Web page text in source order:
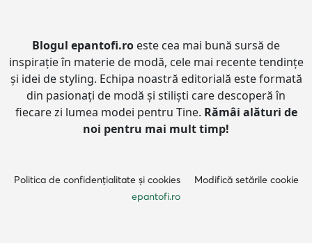
Blogul epantofi.ro este cea mai bună sursă de
inspirație în materie de modă, cele mai recente tendințe
și idei de styling. Echipa noastră editorială este formată
din pasionați de modă și stiliști care descoperă în
fiecare zi lumea modei pentru Tine. Rămâi alături de
noi pentru mai mult timp!
Politica de confidențialitate și cookies
Modifică setările cookie
epantofi.ro